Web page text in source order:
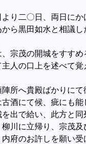
り二〇日、両日にか
ら黒田如水と相議
宗茂の開城をすす
人の口上を述べて覚
所へ貴殿ばかりにて
酒にて候、疵にも
出で給い、此方と
川に立帰り、宗茂
府のお許しを願い